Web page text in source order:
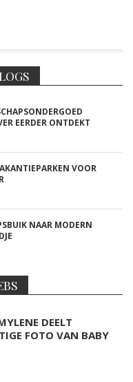
EERDER ONTDEKT
VOOR
NAAR MODERN
DEELT
FOTO VAN BABY